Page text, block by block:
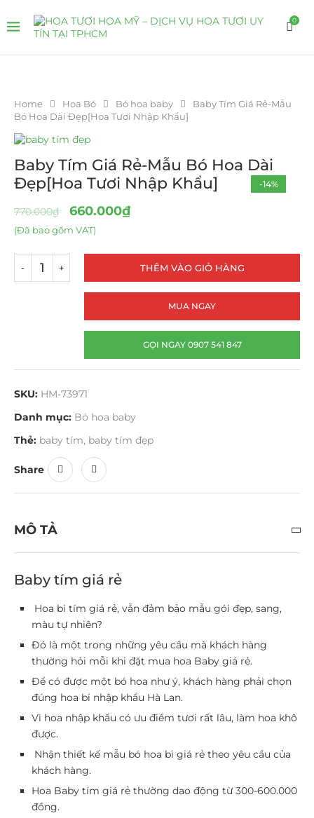
0
Home Hoa Bó Bó hoa baby
Baby Tím Giá Rẻ-Mẫu
Bó Hoa Dài Đẹp[Hoa Tươi Nhập Khẩu]
-14%
Baby Tím Giá Rẻ-Mẫu Bó Hoa Dài
Đẹp[Hoa Tươi Nhập Khẩu]
770.000₫ 660.000₫
(Đã bao gồm VAT)
THÊM VÀO GIỎ HÀNG
MUA NGAY
GỌI NGAY 0907 541 847
SKU: HM-73971
Danh mục: Bó hoa baby
Thẻ: baby tím, baby tím đẹp
Share
MÔ TẢ
Baby tím giá rẻ
Hoa bi tím giá rẻ, vẫn đảm bảo mẫu gói đẹp, sang,
màu tự nhiên?
Đó là một trong những yêu cầu mà khách hàng
thường hỏi mỗi khi đặt mua hoa Baby giá rẻ.
Để có được một bó hoa như ý, khách hàng phải chọn
đúng hoa bi nhập khẩu Hà Lan.
Vì hoa nhập khẩu có ưu điểm tươi rất lâu, làm hoa khô
được.
Nhận thiết kế mẫu bó hoa bi giá rẻ theo yêu cầu của
khách hàng.
Hoa Baby tím giá rẻ thường dao động từ 300-600.000
đồng.